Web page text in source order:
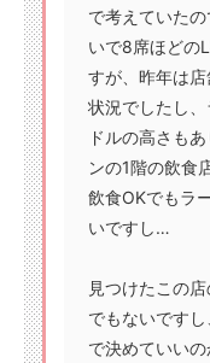
で考えていた
いで8席ほどの
すが、昨年は
状況でしたし
ドルの高さも
ンの1階の飲食
飲食OKでもラ
いですし…
見つけたこの
でもないです
で決めていいの